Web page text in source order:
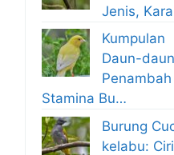
Jenis,
Kumpulan
Daun-
Penambah
Stamina Bu…
Burung
kelabu: